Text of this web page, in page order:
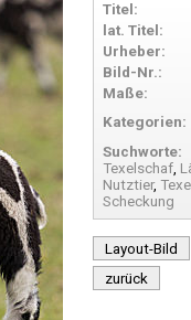
Titel:
lat. Titel:
Urheber:
Bild-Nr.:
Maße:
Kategorien:
Suchworte:
Texelschaf,
Nutztier,
Scheckung
Layout-Bild
zurück